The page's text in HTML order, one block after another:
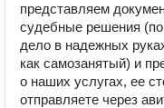
представляем
судебные решения
дело в надежных
как самозанятый) и
о наших услугах, ее
отправляете через